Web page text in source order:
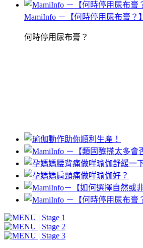
MamiInfo －【何時停用尿布膏？】
何時停用尿布膏？